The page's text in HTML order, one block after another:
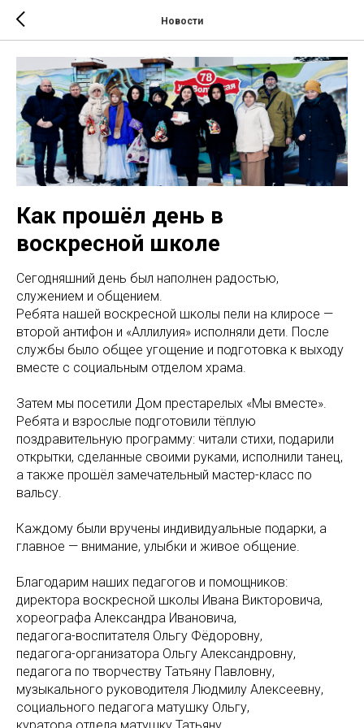
Новости
Как прошёл день в
воскресной школе
Сегодняшний день был наполнен радостью,
служением и общением.
Ребята нашей воскресной школы пели на клиросе —
второй антифон и «Аллилуия» исполняли дети. После
службы было общее угощение и подготовка к выходу
вместе с социальным отделом храма.
Затем мы посетили Дом престарелых «Мы вместе».
Ребята и взрослые подготовили тёплую
поздравительную программу: читали стихи, подарили
открытки, сделанные своими руками, исполнили танец,
а также прошёл замечательный мастер-класс по
вальсу.
Каждому были вручены индивидуальные подарки, а
главное — внимание, улыбки и живое общение.
Благодарим наших педагогов и помощников:
директора воскресной школы Ивана Викторовича,
хореографа Александра Ивановича,
педагога-воспитателя Ольгу Фёдоровну,
педагога-организатора Ольгу Александровну,
педагога по творчеству Татьяну Павловну,
музыкального руководителя Людмилу Алексеевну,
социального педагога матушку Ольгу,
куратора отдела матушку Татьяну,